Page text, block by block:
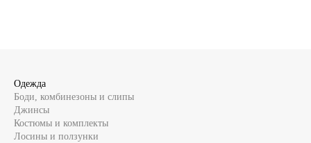
Одежда
Боди, комбинезоны и слипы
Джинсы
Костюмы и комплекты
Лосины и ползунки